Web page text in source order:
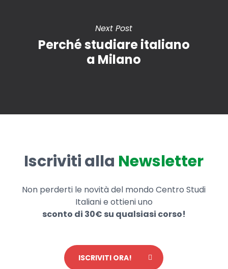
Next Post
Perché studiare italiano
a Milano
Iscriviti alla Newsletter
Non perderti le novità del mondo Centro Studi
Italiani e ottieni uno
sconto di 30€ su qualsiasi corso!
ISCRIVITI ORA!